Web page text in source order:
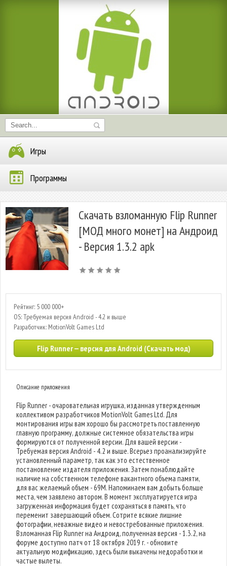
Игры
Программы
Скачать взломанную Flip Runner
[МОД много монет] на Андроид
- Версия 1.3.2 apk
Рейтинг: 5 000 000+
OS: Требуемая версия Android - 4.2 и выше
Разработчик: MotionVolt Games Ltd
Flip Runner — версия для Android (Скачать мод)
Описание приложения
Flip Runner - очаровательная игрушка, изданная утвержденным
коллективом разработчиков MotionVolt Games Ltd. Для
монтирования игры вам хорошо бы рассмотреть поставленную
главную программу, должные системное обязательства игры
формируются от полученной версии. Для вашей версии -
Требуемая версия Android - 4.2 и выше. Всерьез проанализируйте
установленный параметр, так как это естественное
постановление издателя приложения. Затем понаблюдайте
наличие на собственном телефоне вакантного объема памяти,
для вас желаемый объем - 69M. Напоминаем вам добыть больше
места, чем заявлено автором. В момент эксплуатируется игра
загруженная информация будет сохраняться в память, что
переменит завершающий объем. Сотрите всякие лишние
фотографии, неважные видео и невостребованные приложения.
Взломанная Flip Runner на Андроид, полученная версия - 1.3.2, на
форуме доступно патч от 18 октября 2019 г. - обновите
актуальную модификацию, здесь были выкачены недоработки и
частые вылеты.